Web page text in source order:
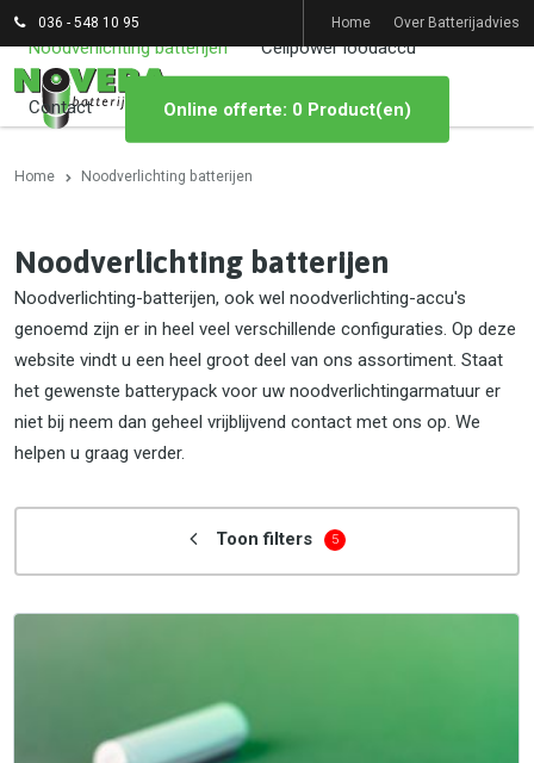
036 - 548 10 95 Home Over Batterijadvies
Noodverlichting batterijen Cellpower loodaccu
Contact Online offerte: 0 Product(en)
Home Noodverlichting batterijen
Noodverlichting batterijen
Noodverlichting-batterijen, ook wel noodverlichting-accu's
genoemd zijn er in heel veel verschillende configuraties. Op deze
website vindt u een heel groot deel van ons assortiment. Staat
het gewenste batterypack voor uw noodverlichtingarmatuur er
niet bij neem dan geheel vrijblijvend contact met ons op. We
helpen u graag verder.
Toon filters 5